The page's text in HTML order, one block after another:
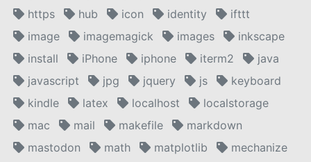
https
hub icon identity
ifttt
image
imagemagick images
inkscape
install
iPhone iphone iterm2
java
javascript
jpg jquery js
keyboard
kindle
latex localhost
localstorage
mac
mail makefile
markdown
mastodon
math matplotlib
mechanize